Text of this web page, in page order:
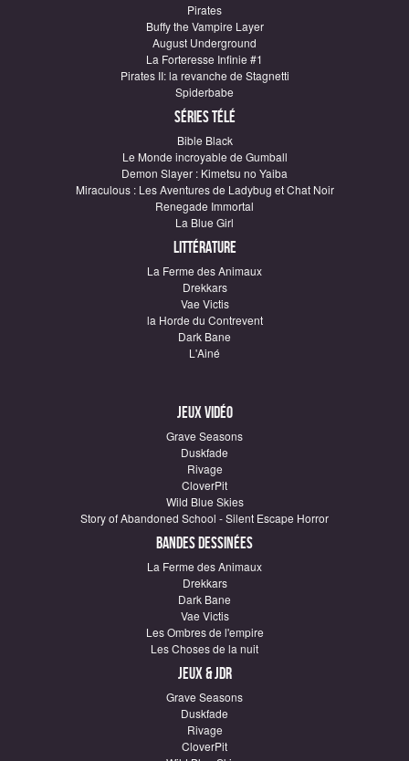
Pirates
Buffy the Vampire Layer
August Underground
La Forteresse Infinie #1
Pirates II: la revanche de Stagnetti
Spiderbabe
Séries télé
Bible Black
Le Monde incroyable de Gumball
Demon Slayer : Kimetsu no Yaiba
Miraculous : Les Aventures de Ladybug et Chat Noir
Renegade Immortal
La Blue Girl
Littérature
La Ferme des Animaux
Drekkars
Vae Victis
la Horde du Contrevent
Dark Bane
L'Ainé
Jeux vidéo
Grave Seasons
Duskfade
Rivage
CloverPit
Wild Blue Skies
Story of Abandoned School - Silent Escape Horror
Bandes dessinées
La Ferme des Animaux
Drekkars
Dark Bane
Vae Victis
Les Ombres de l'empire
Les Choses de la nuit
Jeux & JDR
Grave Seasons
Duskfade
Rivage
CloverPit